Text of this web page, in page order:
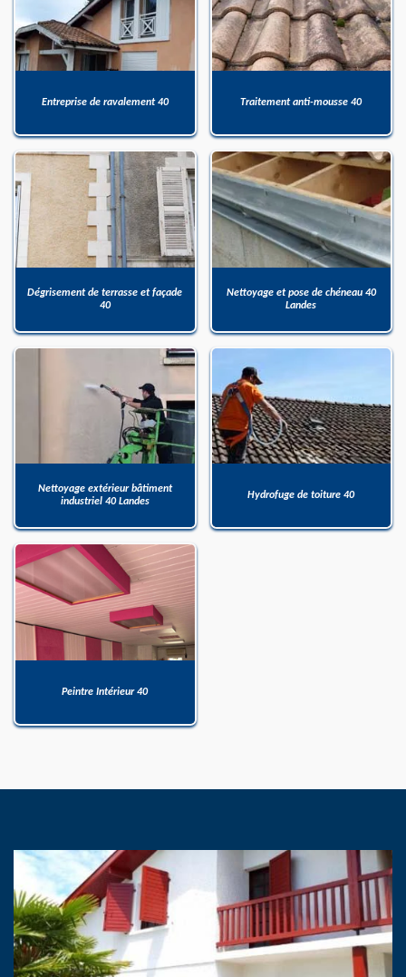
Entreprise de ravalement 40 Traitement anti-mousse 40
Dégrisement de terrasse et façade
40
Nettoyage et pose de chéneau 40
Landes
Nettoyage extérieur bâtiment
industriel 40 Landes
Hydrofuge de toiture 40
Peintre Intérieur 40